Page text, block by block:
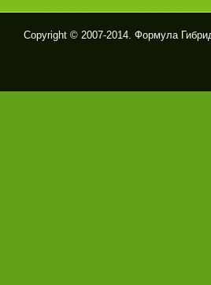
Copyright © 2007-2014. Формула